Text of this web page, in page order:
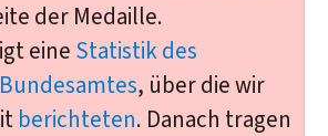
der Medaille.
eine Statistik des
, über die wir
berichteten. Danach tragen